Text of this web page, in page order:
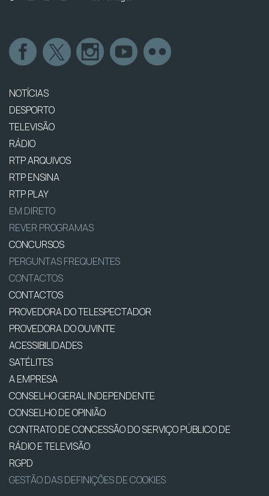
NOTÍCIAS
DESPORTO
TELEVISÃO
RÁDIO
RTP ARQUIVOS
RTP ENSINA
RTP PLAY
EM DIRETO
REVER PROGRAMAS
CONCURSOS
PERGUNTAS FREQUENTES
CONTACTOS
CONTACTOS
PROVEDORA DO TELESPECTADOR
PROVEDORA DO OUVINTE
ACESSIBILIDADES
SATÉLITES
A EMPRESA
CONSELHO GERAL INDEPENDENTE
CONSELHO DE OPINIÃO
CONTRATO DE CONCESSÃO DO SERVIÇO PÚBLICO DE
RÁDIO E TELEVISÃO
RGPD
GESTÃO DAS DEFINIÇÕES DE COOKIES